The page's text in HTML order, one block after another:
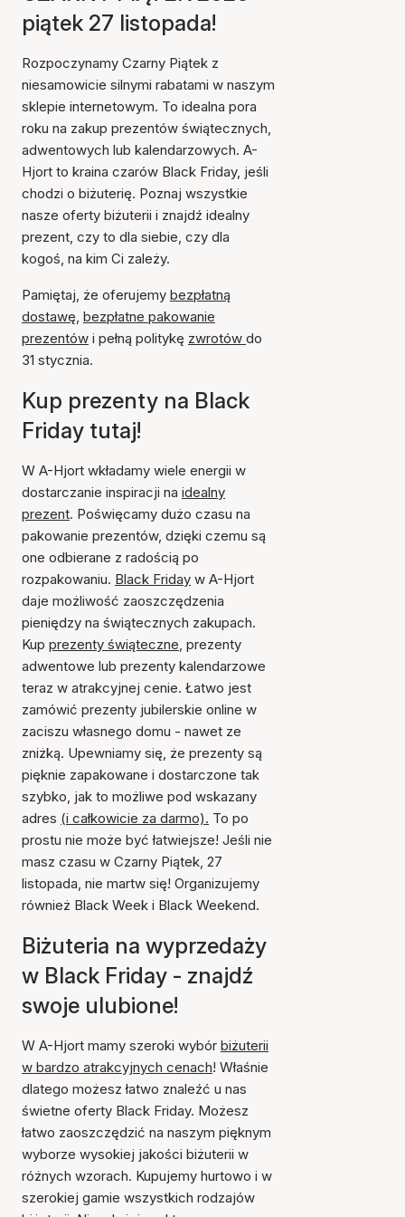
piątek 27 listopada!
Rozpoczynamy Czarny Piątek z
niesamowicie silnymi rabatami w naszym
sklepie internetowym. To idealna pora
roku na zakup prezentów świątecznych,
adwentowych lub kalendarzowych. A-
Hjort to kraina czarów Black Friday, jeśli
chodzi o biżuterię. Poznaj wszystkie
nasze oferty biżuterii i znajdź idealny
prezent, czy to dla siebie, czy dla
kogoś, na kim Ci zależy.
Pamiętaj, że oferujemy bezpłatną
dostawę, bezpłatne pakowanie
prezentów i pełną politykę zwrotów do
31 stycznia.
Kup prezenty na Black
Friday tutaj!
W A-Hjort wkładamy wiele energii w
dostarczanie inspiracji na idealny
prezent. Poświęcamy dużo czasu na
pakowanie prezentów, dzięki czemu są
one odbierane z radością po
rozpakowaniu. Black Friday w A-Hjort
daje możliwość zaoszczędzenia
pieniędzy na świątecznych zakupach.
Kup prezenty świąteczne, prezenty
adwentowe lub prezenty kalendarzowe
teraz w atrakcyjnej cenie. Łatwo jest
zamówić prezenty jubilerskie online w
zaciszu własnego domu - nawet ze
zniżką. Upewniamy się, że prezenty są
pięknie zapakowane i dostarczone tak
szybko, jak to możliwe pod wskazany
adres (i całkowicie za darmo). To po
prostu nie może być łatwiejsze! Jeśli nie
masz czasu w Czarny Piątek, 27
listopada, nie martw się! Organizujemy
również Black Week i Black Weekend.
Biżuteria na wyprzedaży
w Black Friday - znajdź
swoje ulubione!
W A-Hjort mamy szeroki wybór biżuterii
w bardzo atrakcyjnych cenach! Właśnie
dlatego możesz łatwo znaleźć u nas
świetne oferty Black Friday. Możesz
łatwo zaoszczędzić na naszym pięknym
wyborze wysokiej jakości biżuterii w
różnych wzorach. Kupujemy hurtowo i w
szerokiej gamie wszystkich rodzajów